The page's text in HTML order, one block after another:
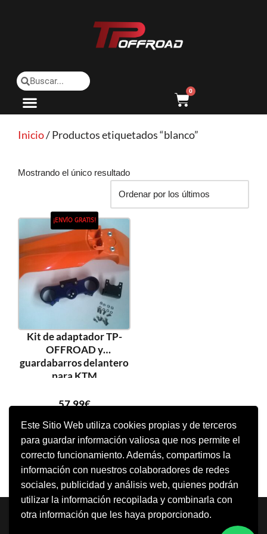
Este Sitio Web utiliza cookies propias y de terceros
para guardar información valiosa que nos permite el
correcto funcionamiento. Además, compartimos la
información con nuestros colaboradores de redes
sociales, publicidad y análisis web, quienes podrán
utilizar la información recopilada y combinarla con
otra información que les haya proporcionado.
0
Inicio/ Productos etiquetados “blanco”
Mostrando el único resultado
¡ENVÍO GRATIS!
Kit de adaptador TP-
OFFROAD y
guardabarros delantero
para KTM
57,99€
SELECCIONAR OPCIONES
Neve | Funciona gracias a WordPress